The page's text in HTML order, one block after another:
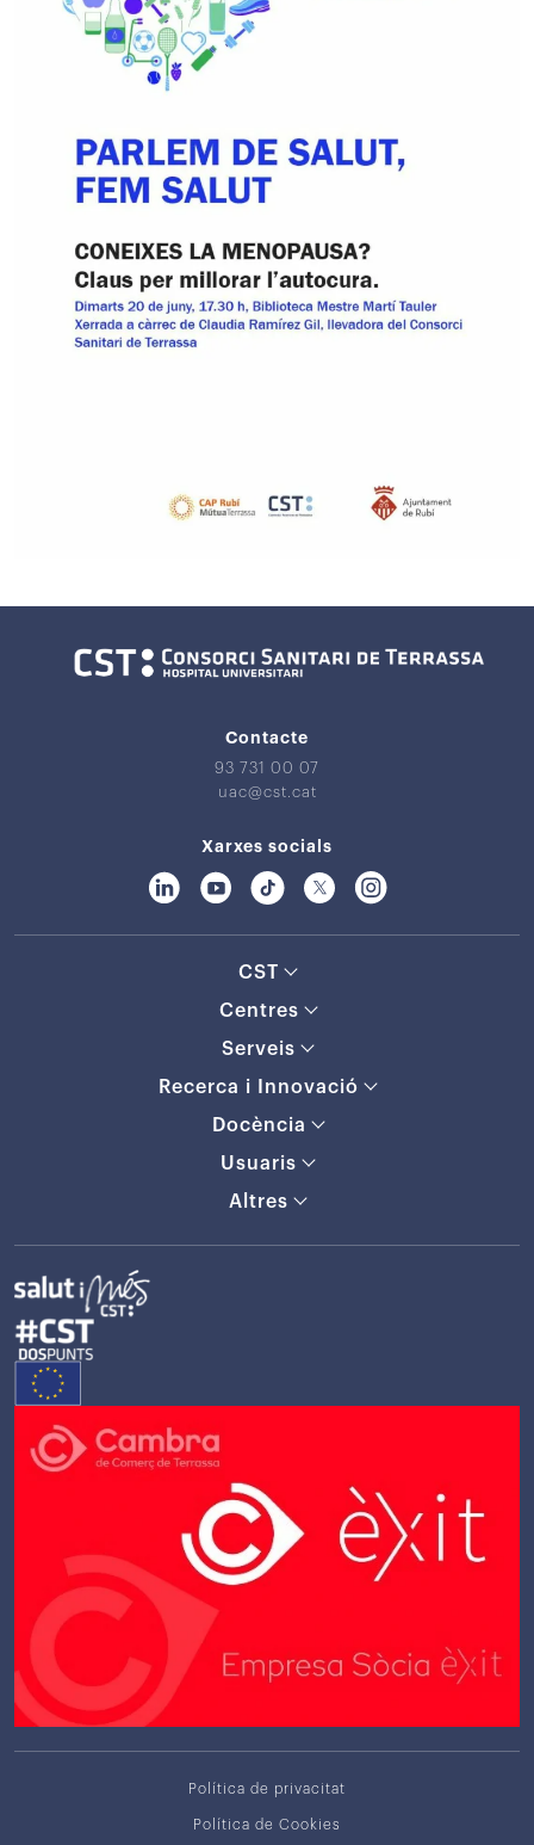
Contacte
93 731 00 07
uac@cst.cat
Xarxes socials
CST
Centres
Serveis
Recerca i Innovació
Docència
Usuaris
Altres
Política de privacitat
Política de Cookies